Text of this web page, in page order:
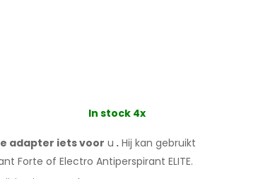
In stock 4x
adapter iets voor u . Hij kan gebruikt
Forte of Electro Antiperspirant ELITE.